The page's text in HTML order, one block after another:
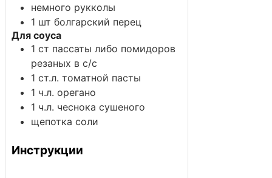
немного рукколы
1 шт болгарский перец
Для соуса
1 ст пассаты либо помидоров
резаных в с/с
1 ст.л. томатной пасты
1 ч.л. орегано
1 ч.л. чеснока сушеного
щепотка соли
Инструкции